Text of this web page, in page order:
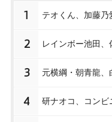
1 テオくん、加藤乃
2 レインボー池田
3 元横綱・朝青龍
4 研ナオコ、コンビ